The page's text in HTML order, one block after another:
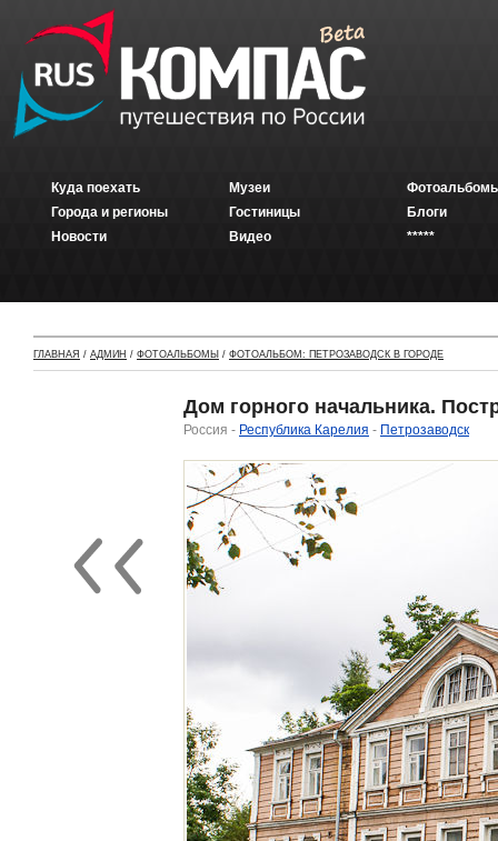
Куда поехать
Города и регионы
Новости
Музеи
Гостиницы
Видео
Блоги
*****
ГЛАВНАЯ / АДМИН / ФОТОАЛЬБОМЫ / ФОТОАЛЬБОМ: ПЕТРОЗАВОДСК В ГОРОДЕ
Дом горного начальника.
Россия - Республика Карелия - Петрозаводск